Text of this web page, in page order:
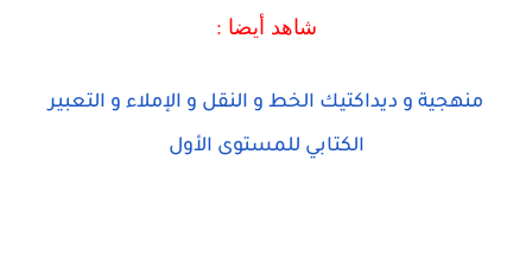
شاهد أيضا :
منهجية و ديداكتيك الخط و النقل و الإملاء و التعبير
الكتابي للمستوى الأول